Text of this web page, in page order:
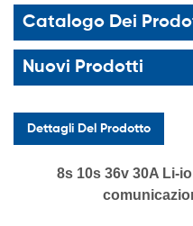
Catalogo Dei
Nuovi Prodotti
Dettagli Del Prodotto
8s 10s 36v 30A Li-